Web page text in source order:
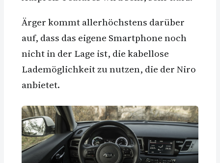
Ärger kommt allerhöchstens darüber
auf, dass das eigene Smartphone noch
nicht in der Lage ist, die kabellose
Lademöglichkeit zu nutzen, die der Niro
anbietet.